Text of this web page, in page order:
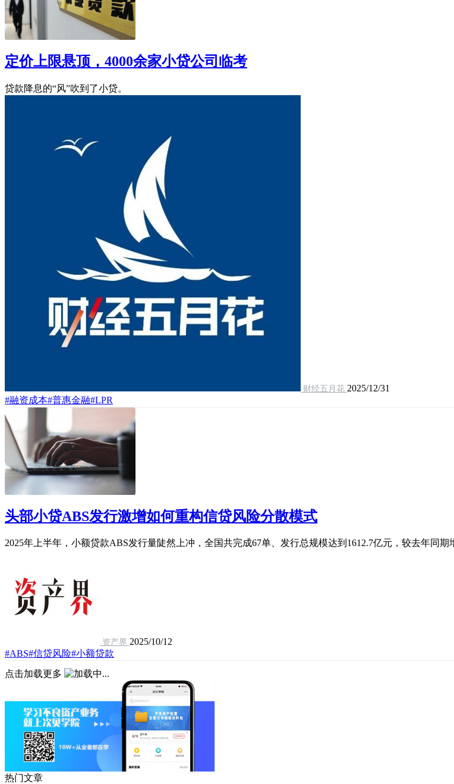
定价上限悬顶，4000余家小贷公司临考
贷款降息的“风”吹到了小贷。
财经五月花 2025/12/31
#融资成本#普惠金融#LPR
头部小贷ABS发行激增如何重构信贷风险分散模式
2025年上半年，小额贷款ABS发行量陡然上冲，全国共完成67单、发行总规模达到1612.7亿元，较去年同期
资产界 2025/10/12
#ABS#信贷风险#小额贷款
点击加载更多
热门文章